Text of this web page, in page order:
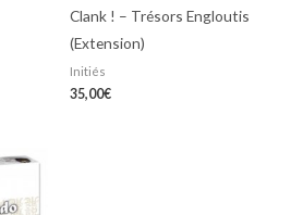
Clank ! – Trésors Engloutis
(Extension)
Initiés
35,00€